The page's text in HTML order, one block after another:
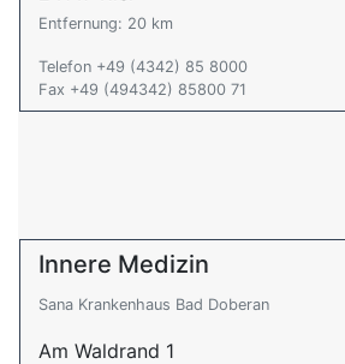
Entfernung: 20 km
Telefon +49 (4342) 85 8000
Fax +49 (494342) 85800 71
Innere Medizin
Sana Krankenhaus Bad Doberan
Am Waldrand 1